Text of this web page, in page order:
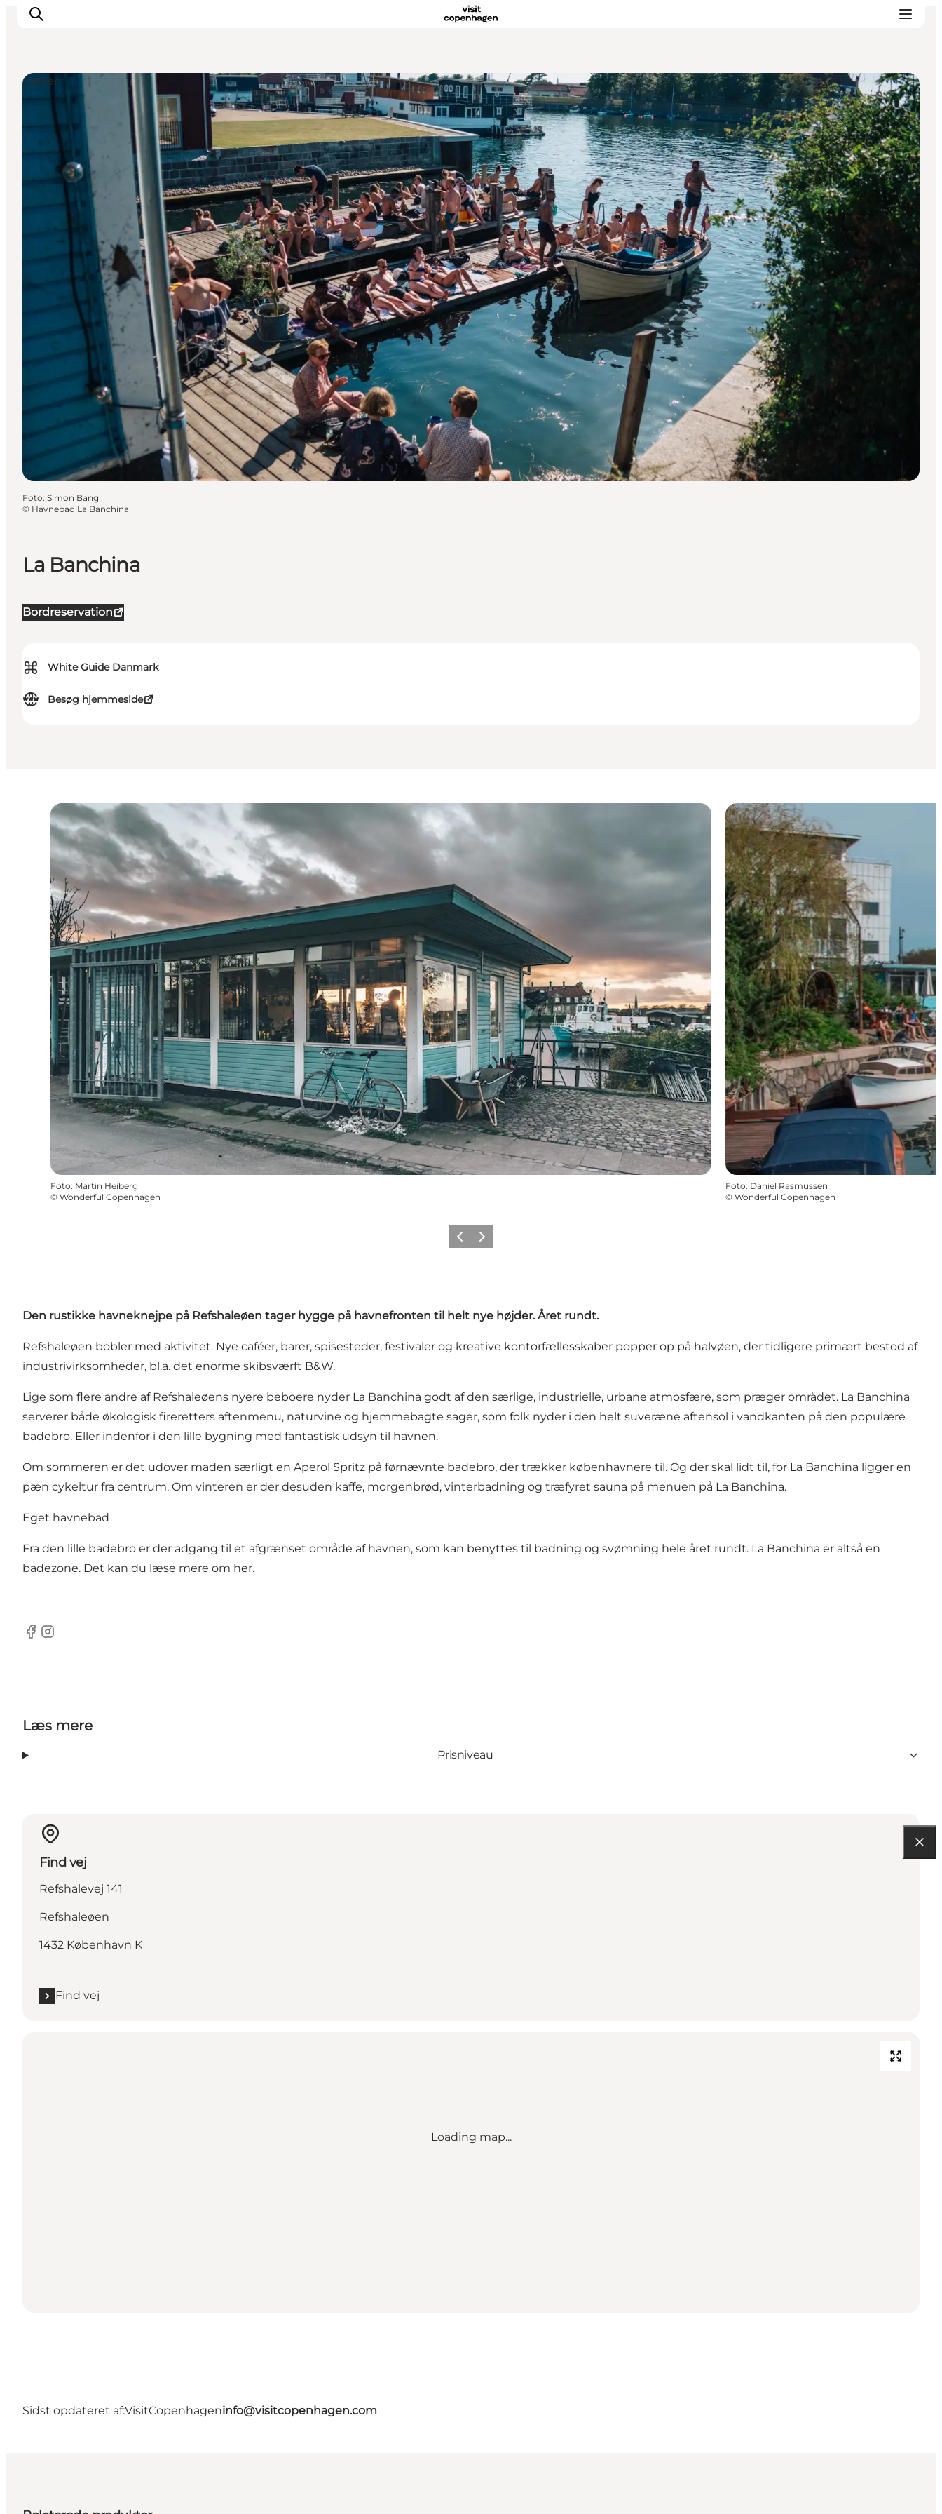
This is Copenhagen
Aktiviteter
Spis & drik
Områder
Planlæg din tur
CopenPay
Copenhagen Card
La Banchina
Bordreservation
⌘ White Guide Danmark
Besøg hjemmeside
Cafeer
Foto: Simon Bang
© Havnebad La Banchina
Foto: Martin Heiberg
© Wonderful Copenhagen
Foto: Daniel Rasmussen
© Wonderful Copenhagen
ForrigeNæste
Den rustikke havneknejpe på Refshaleøen tager hygge på havnefronten til helt nye højder. Året rundt.
Refshaleøen bobler med aktivitet. Nye caféer, barer, spisesteder, festivaler og kreative kontorfællesskaber popper op på halvøen, der tidligere primært bestod af
industrivirksomheder, bl.a. det enorme skibsværft B&W.
Lige som flere andre af Refshaleøens nyere beboere nyder La Banchina godt af den særlige, industrielle, urbane atmosfære, som præger området. La Banchina
serverer både økologisk fireretters aftenmenu, naturvine og hjemmebagte sager, som folk nyder i den helt suveræne aftensol i vandkanten på den populære
badebro. Eller indenfor i den lille bygning med fantastisk udsyn til havnen.
Om sommeren er det udover maden særligt en Aperol Spritz på førnævnte badebro, der trækker københavnere til. Og der skal lidt til, for La Banchina ligger en
pæn cykeltur fra centrum. Om vinteren er der desuden kaffe, morgenbrød, vinterbadning og træfyret sauna på menuen på La Banchina.
Eget havnebad
Fra den lille badebro er der adgang til et afgrænset område af havnen, som kan benyttes til badning og svømning hele året rundt. La Banchina er altså en
badezone. Det kan du læse mere om her.
Facebook
Instagram
Læs mere
Prisniveau
Find vej
Refshalevej 141
Refshaleøen
1432 København K
Find vej
Loading map...
Sidst opdateret af:VisitCopenhageninfo@visitcopenhagen.com